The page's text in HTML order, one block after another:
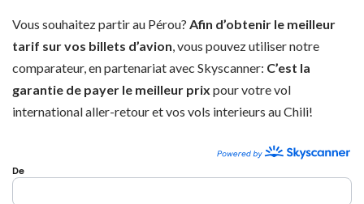
Vous souhaitez partir au Pérou? Afin d’obtenir le meilleur
tarif sur vos billets d’avion , vous pouvez utiliser notre
comparateur, en partenariat avec Skyscanner: C’est la
garantie de payer le meilleur prix pour votre vol
international aller-retour et vos vols interieurs au Chili!